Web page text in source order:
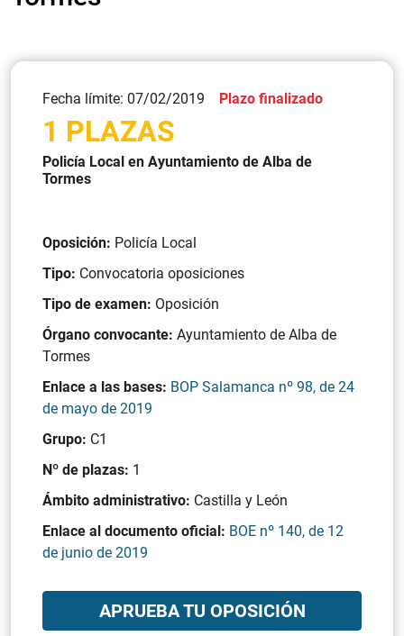
Fecha límite: 07/02/2019 Plazo finalizado
1 PLAZAS
Policía Local en Ayuntamiento de Alba de
Tormes
Oposición: Policía Local
Tipo: Convocatoria oposiciones
Tipo de examen: Oposición
Órgano convocante: Ayuntamiento de Alba de
Tormes
Enlace a las bases: BOP Salamanca nº 98, de 24
de mayo de 2019
Grupo: C1
Nº de plazas: 1
Ámbito administrativo: Castilla y León
Enlace al documento oficial: BOE nº 140, de 12
de junio de 2019
APRUEBA TU OPOSICIÓN